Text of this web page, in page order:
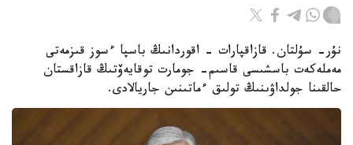
نۇر- سۇلتان. قازاقپارات - اقوردانىڭ باسپا ءسوز قىزمەتى
مەملەكەت باسشىسى قاسىم- جومارت توقايەۆتىڭ قازاقستان
حالقىنا جولداۋىنىڭ تولىق ءماتىنىن جاريالادى.